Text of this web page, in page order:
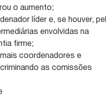
o aumento;
líder e, se houver,
envolvidas na
firme;
coordenadores e
as comissões